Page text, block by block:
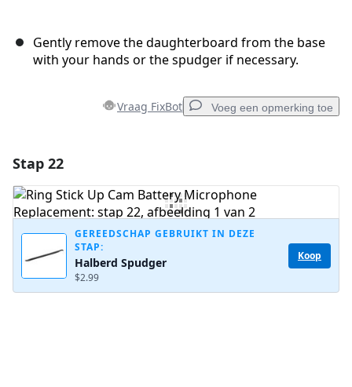
Gently remove the daughterboard from the base
with your hands or the spudger if necessary.
Vraag FixBot Voeg een opmerking toe
Voeg opmerking toe
Plaats opmerking
Stap 22
GEREEDSCHAP GEBRUIKT IN DEZE
STAP:
Halberd Spudger
$2.99
Koop